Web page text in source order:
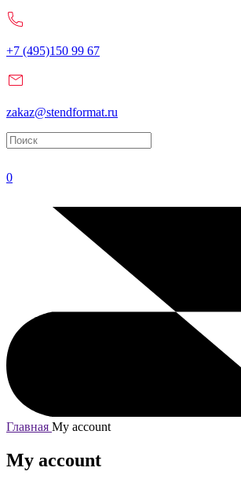
+7 (495)150 99 67
zakaz@stendformat.ru
0
Главная My account
My account